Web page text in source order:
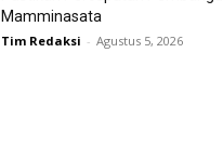
Mamminasata
Tim Redaksi - Agustus 5, 2026